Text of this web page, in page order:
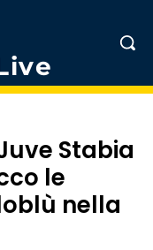
Stabia
le
nella